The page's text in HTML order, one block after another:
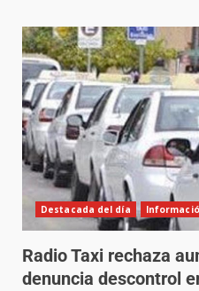
Destacada del día
Radio Taxi rechaza
denuncia descontrol